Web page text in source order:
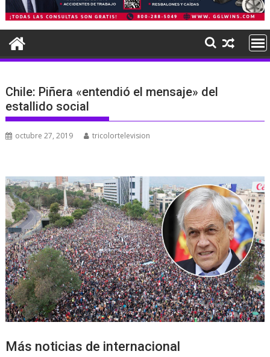
Chile: Piñera «entendió el mensaje» del
estallido social
octubre 27, 2019 tricolortelevision
Más noticias de internacional